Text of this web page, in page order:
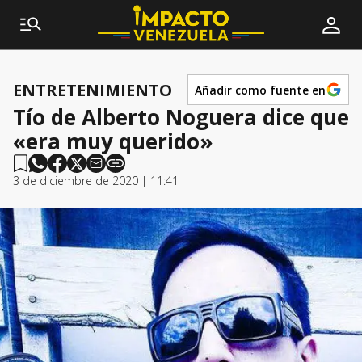
ENTRETENIMIENTO Añadir como fuente en
Tío de Alberto Noguera dice que
«era muy querido»
3 de diciembre de 2020 | 11:41